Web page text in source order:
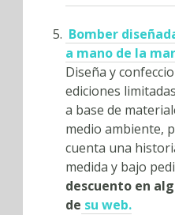
Bomber
a mano de la
Diseña y
ediciones
a base de
medio ambiente,
cuenta una
medida y bajo
descuento en
de su web.